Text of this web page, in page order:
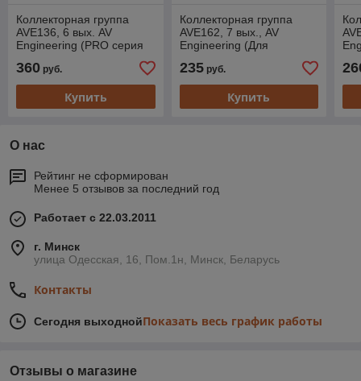
Коллекторная группа
AVE136, 6 вых. AV
Engineering (PRO серия
водоснабжения)
360 руб.
Купить
Коллекторная группа
AVE162, 7 вых., AV
Engineering (Для
отопления (радиаторы))
235руб.
Купить
О нас
Рейтинг не сформирован
Менее 5 отзывов за последний год
Работает с 22.03.2011
г. Минск
улица Одесская, 16, Пом.1н, Минск, Беларусь
Контакты
Сегодня выходнойПоказать весь график работы
Отзывы о магазине